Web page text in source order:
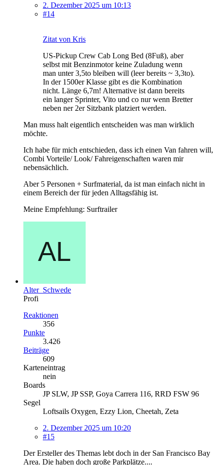
2. Dezember 2025 um 10:13
#14
Zitat von Kris
US-Pickup Crew Cab Long Bed (8Fuß), aber
selbst mit Benzinmotor keine Zuladung wenn
man unter 3,5to bleiben will (leer bereits ~ 3,3to).
In der 1500er Klasse gibt es die Kombination
nicht. Länge 6,7m! Alternative ist dann bereits
ein langer Sprinter, Vito und co nur wenn Bretter
neben ner 2er Sitzbank platziert werden.
Man muss halt eigentlich entscheiden was man wirklich
möchte.
Ich habe für mich entschieden, dass ich einen Van fahren will,
Combi Vorteile/ Look/ Fahreigenschaften waren mir
nebensächlich.
Aber 5 Personen + Surfmaterial, da ist man einfach nicht in
einem Bereich der für jeden Alltagsfähig ist.
Meine Empfehlung: Surftrailer
Alter_Schwede
Profi
Reaktionen
356
Punkte
3.426
Beiträge
609
Karteneintrag
nein
Boards
JP SLW, JP SSP, Goya Carrera 116, RRD FSW 96
Segel
Loftsails Oxygen, Ezzy Lion, Cheetah, Zeta
2. Dezember 2025 um 10:20
#15
Der Ersteller des Themas lebt doch in der San Francisco Bay
Area. Die haben doch große Parkplätze....